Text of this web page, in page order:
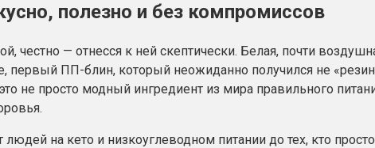
полезно и без компромиссов
честно — отнесся к ней скептически. Белая, почти
первый ПП-блин, который неожиданно получился не
не просто модный ингредиент из мира правильного
на кето и низкоуглеводном питании до тех, кто